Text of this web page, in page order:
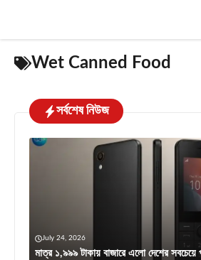
Menu
Wet Canned Food
সর্বশেষ নিউজ
July 24, 2026
মাত্র ১,৯৯৯ টাকায় বাজারে এলো দেশের সবচেয়ে